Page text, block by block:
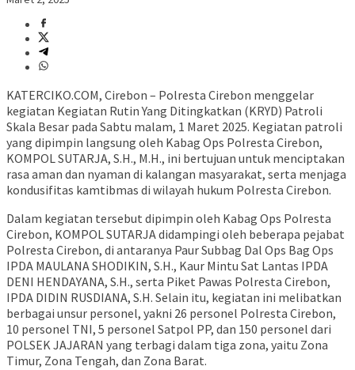
KATERCIKO.COM, Cirebon – Polresta Cirebon menggelar
kegiatan Kegiatan Rutin Yang Ditingkatkan (KRYD) Patroli
Skala Besar pada Sabtu malam, 1 Maret 2025. Kegiatan patroli
yang dipimpin langsung oleh Kabag Ops Polresta Cirebon,
KOMPOL SUTARJA, S.H., M.H., ini bertujuan untuk menciptakan
rasa aman dan nyaman di kalangan masyarakat, serta menjaga
kondusifitas kamtibmas di wilayah hukum Polresta Cirebon.
Dalam kegiatan tersebut dipimpin oleh Kabag Ops Polresta
Cirebon, KOMPOL SUTARJA didampingi oleh beberapa pejabat
Polresta Cirebon, di antaranya Paur Subbag Dal Ops Bag Ops
IPDA MAULANA SHODIKIN, S.H., Kaur Mintu Sat Lantas IPDA
DENI HENDAYANA, S.H., serta Piket Pawas Polresta Cirebon,
IPDA DIDIN RUSDIANA, S.H. Selain itu, kegiatan ini melibatkan
berbagai unsur personel, yakni 26 personel Polresta Cirebon,
10 personel TNI, 5 personel Satpol PP, dan 150 personel dari
POLSEK JAJARAN yang terbagi dalam tiga zona, yaitu Zona
Timur, Zona Tengah, dan Zona Barat.